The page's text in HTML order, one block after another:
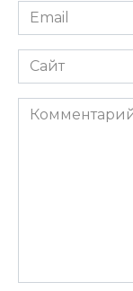
Email
*
Сайт
Комментарий